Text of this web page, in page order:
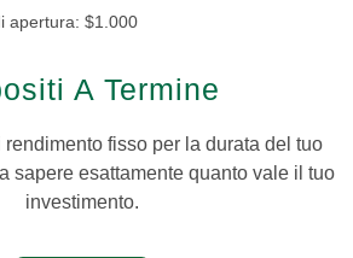
apertura: $1.000
A Termine
fisso per la durata del tuo
sapere esattamente quanto vale il tuo
investimento.